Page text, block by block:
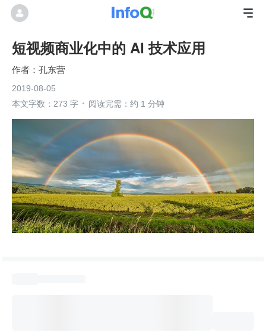
短视频商业化中的 AI 技术应用
孔东营
2019-08-05
本文字数：273 字
阅读完需：约 1 分钟